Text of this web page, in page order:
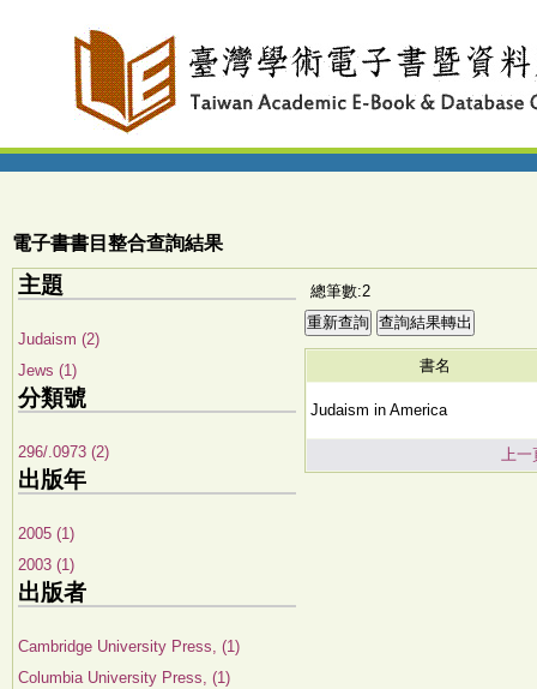
電子書書目整合查詢結果
主題
Judaism (2)
Jews (1)
分類號
296/.0973 (2)
出版年
2005 (1)
2003 (1)
出版者
Cambridge University Press, (1)
Columbia University Press, (1)
總筆數:2
書名
Judaism in America
上一